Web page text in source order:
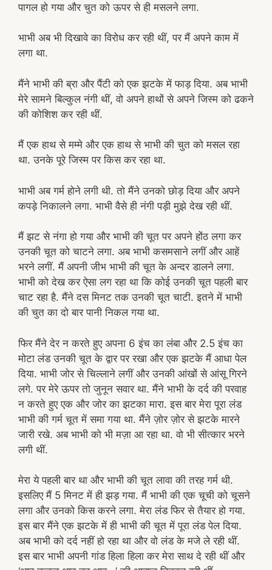
पागल हो गया और चुत को ऊपर से ही मसलने लगा.
भाभी अब भी दिखावे का विरोध कर रही थीं, पर मैं अपने काम में
लगा था.
मैंने भाभी की ब्रा और पैंटी को एक झटके में फाड़ दिया. अब भाभी
मेरे सामने बिल्कुल नंगी थीं, वो अपने हाथों से अपने जिस्म को ढकने
की कोशिश कर रही थीं.
मैं एक हाथ से मम्मे और एक हाथ से भाभी की चुत को मसल रहा
था. उनके पूरे जिस्म पर किस कर रहा था.
भाभी अब गर्म होने लगी थी. तो मैंने उनको छोड़ दिया और अपने
कपड़े निकालने लगा. भाभी वैसे ही नंगी पड़ी मुझे देख रही थीं.
मैं झट से नंगा हो गया और भाभी की चूत‌ पर अपने होंठ लगा कर
उनकी चूत को चाटने लगा. अब भाभी कसमसाने लगीं और आहें
भरने लगीं. मैं अपनी जीभ भाभी की चूत के अन्दर डालने लगा.
भाभी को देख कर ऐसा लग रहा था कि कोई उनकी चूत पहली बार
चाट रहा है. मैंने दस मिनट तक उनकी चूत चाटी. इतने में भाभी
की चुत का दो बार पानी निकल गया था.
फिर मैंने देर न करते हुए अपना 6 इंच का लंबा और 2.5 इंच का
मोटा लंड उनकी चूत के द्वार पर रखा और एक झटके मैं आधा पेल
दिया. भाभी जोर से चिल्लाने लगीं और उनकी आंखों से आंसू गिरने
लगे. पर मेरे ऊपर तो जुनून सवार था. मैंने भाभी के दर्द की परवाह
न करते हुए एक और जोर का झटका मारा. इस बार मेरा पूरा लंड
भाभी की गर्म चूत में समा गया था. मैंने ज़ोर ज़ोर से झटके मारने
जारी रखे. अब भाभी को भी मज़ा आ रहा था. वो भी सीत्कार भरने
लगी थीं.
मेरा ये पहली बार था और भाभी की चूत लावा की तरह गर्म थी.
इसलिए मैं 5 मिनट में ही झड़ गया. मैं भाभी की एक चूची को चूसने
लगा और उनको किस करने लगा. मेरा लंड फिर से तैयार हो गया.
इस बार मैंने एक झटके में ही भाभी की चूत में पूरा लंड पेल दिया.
अब भाभी को दर्द नहीं हो रहा था और वो लंड के मजे ले रही थीं.
इस बार भाभी अपनी गांड हिला हिला कर मेरा साथ दे रही थीं और